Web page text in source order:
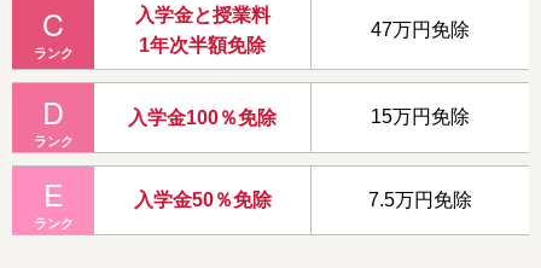
C
ランク
入学金と授業料
1年次半額免除
47万円免除
D
ランク
入学金100％免除 15万円免除
E
ランク
入学金50％免除 7.5万円免除